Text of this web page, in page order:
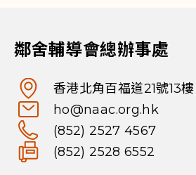
鄰舍輔導會總辦事處
香港北角百福道21號13樓
ho@naac.org.hk
(852) 2527 4567
(852) 2528 6552